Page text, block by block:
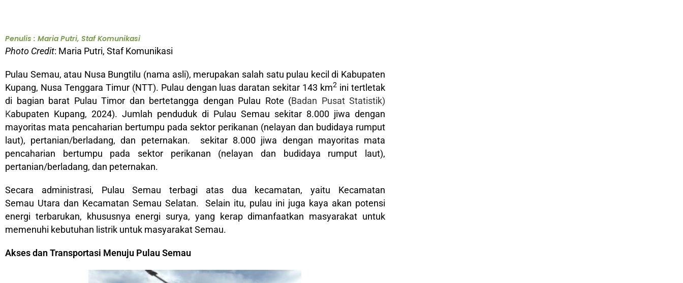
Penulis : Maria Putri, Staf Komunikasi
Photo Credit: Maria Putri, Staf Komunikasi
Pulau Semau, atau Nusa Bungtilu (nama asli), merupakan salah satu pulau kecil di Kabupaten
Kupang, Nusa Tenggara Timur (NTT). Pulau dengan luas daratan sekitar 143 km2 ini tertletak
di bagian barat Pulau Timor dan bertetangga dengan Pulau Rote (Badan Pusat Statistik)
Kabupaten Kupang, 2024). Jumlah penduduk di Pulau Semau sekitar 8.000 jiwa dengan
mayoritas mata pencaharian bertumpu pada sektor perikanan (nelayan dan budidaya rumput
laut), pertanian/berladang, dan peternakan. sekitar 8.000 jiwa dengan mayoritas mata
pencaharian bertumpu pada sektor perikanan (nelayan dan budidaya rumput laut),
pertanian/berladang, dan peternakan.
Secara administrasi, Pulau Semau terbagi atas dua kecamatan, yaitu Kecamatan
Semau Utara dan Kecamatan Semau Selatan. Selain itu, pulau ini juga kaya akan potensi
energi terbarukan, khususnya energi surya, yang kerap dimanfaatkan masyarakat untuk
memenuhi kebutuhan listrik untuk masyarakat Semau.
Akses dan Transportasi Menuju Pulau Semau